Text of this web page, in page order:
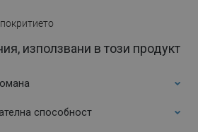
използвани в този продукт
способност